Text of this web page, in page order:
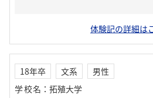
体験記の詳細は
18年卒 文系
男性
学校名 ： 拓殖大学